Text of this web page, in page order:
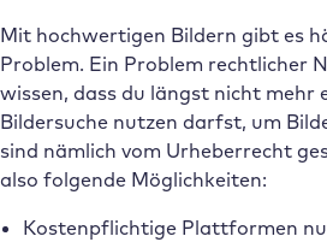
Mit hochwertigen Bildern gibt es
Problem. Ein Problem rechtlicher
wissen, dass du längst nicht mehr
Bildersuche nutzen darfst, um
sind nämlich vom Urheberrecht
also folgende Möglichkeiten:
Kostenpflichtige Plattformen